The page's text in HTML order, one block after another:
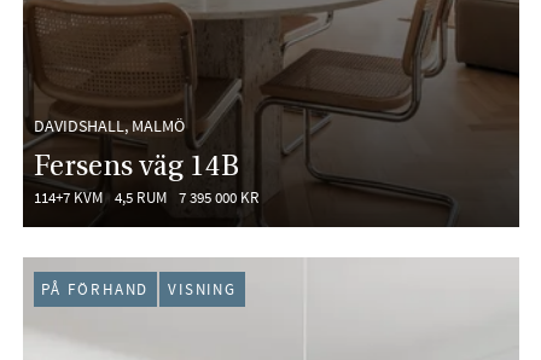
DAVIDSHALL, MALMÖ
Fersens väg 14B
114+7 KVM 4,5 RUM 7 395 000 KR
PÅ FÖRHAND VISNING